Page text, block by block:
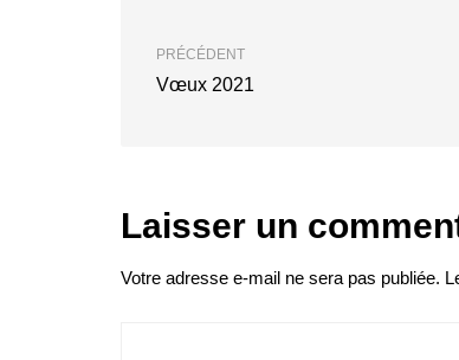
PRÉCÉDENT
Vœux 2021
Laisser un
Votre adresse e-mail ne sera pas publiée.